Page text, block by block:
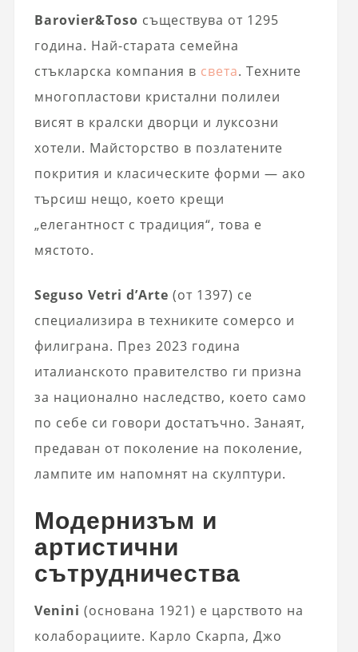
Barovier&Toso съществува от 1295
година. Най-старата семейна
стъкларска компания в света. Техните
многопластови кристални полилеи
висят в кралски дворци и луксозни
хотели. Майсторство в позлатените
покрития и класическите форми — ако
търсиш нещо, което крещи
„елегантност с традиция“, това е
мястото.
Seguso Vetri d’Arte (от 1397) се
специализира в техниките сомерсо и
филиграна. През 2023 година
италианското правителство ги призна
за национално наследство, което само
по себе си говори достатъчно. Занаят,
предаван от поколение на поколение,
лампите им напомнят на скулптури.
Модернизъм и
артистични
сътрудничества
Venini (основана 1921) е царството на
колаборациите. Карло Скарпа, Джо